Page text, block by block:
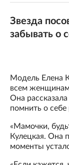
Звезда
забывать о
Модель Елена
всем
Она
помнить о себе
«Мамочки,
Кулецкая. Она
моменты